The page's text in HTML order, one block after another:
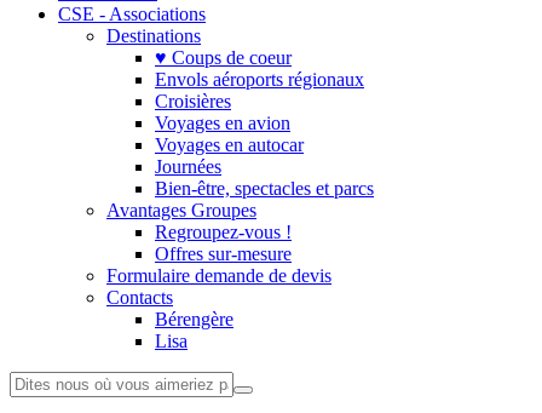
CSE - Associations
Destinations
♥ Coups de coeur
Envols aéroports régionaux
Croisières
Voyages en avion
Voyages en autocar
Journées
Bien-être, spectacles et parcs
Avantages Groupes
Regroupez-vous !
Offres sur-mesure
Formulaire demande de devis
Contacts
Bérengère
Lisa